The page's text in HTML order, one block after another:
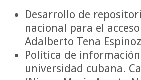
Desarrollo de
nacional para el
Adalberto Tena
Política de
universidad cubana.